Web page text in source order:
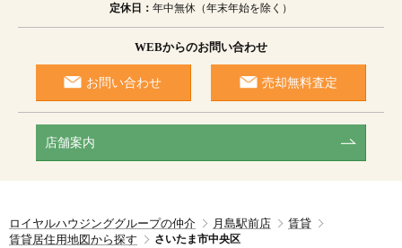
定休日： 年中無休（年末年始を除く）
WEBからのお問い合わせ
お問い合わせ 売却無料査定
店舗案内
ロイヤルハウジンググループの仲介 月島駅前店
賃貸
賃貸居住用地図から探す
さいたま市中央区